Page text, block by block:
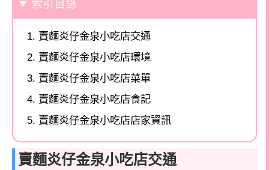
索引目錄
賣麵炎仔金泉小吃店交通
賣麵炎仔金泉小吃店環境
賣麵炎仔金泉小吃店菜單
賣麵炎仔金泉小吃店食記
賣麵炎仔金泉小吃店店家資訊
賣麵炎仔金泉小吃店交通